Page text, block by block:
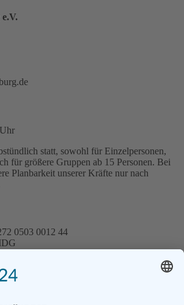
statt, sowohl für Einzelpersonen,
für größere Gruppen ab 15 Personen. Bei
Planbarkeit unserer Kräfte nur nach
0503 0012 44
abgesetzt werden